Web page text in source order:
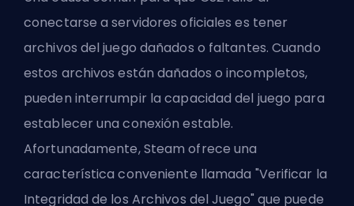
conectarse a servidores oficiales es tener
archivos del juego dañados o faltantes. Cuando
estos archivos están dañados o incompletos,
pueden interrumpir la capacidad del juego para
establecer una conexión estable.
Afortunadamente, Steam ofrece una
característica conveniente llamada "Verificar la
Integridad de los Archivos del Juego" que puede